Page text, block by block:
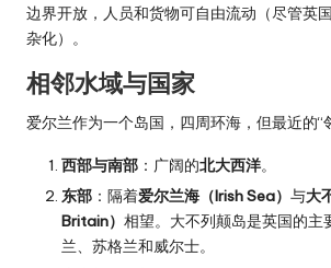
边界开放，人员和货物可自由流动（尽管英
杂化）。
相邻水域与国家
爱尔兰作为一个岛国，四周环海，但最近的“
西部与南部 ：广阔的北大西洋。
东部 ：隔着爱尔兰海（Irish Sea） 与大
Britain） 相望。大不列颠岛是英国的主
兰、苏格兰和威尔士。